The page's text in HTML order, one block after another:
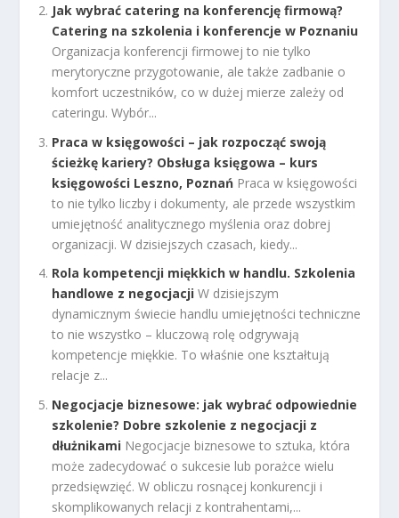
Jak wybrać catering na konferencję firmową?
Catering na szkolenia i konferencje w Poznaniu
Organizacja konferencji firmowej to nie tylko
merytoryczne przygotowanie, ale także zadbanie o
komfort uczestników, co w dużej mierze zależy od
cateringu. Wybór...
Praca w księgowości – jak rozpocząć swoją
ścieżkę kariery? Obsługa księgowa – kurs
księgowości Leszno, Poznań Praca w księgowości
to nie tylko liczby i dokumenty, ale przede wszystkim
umiejętność analitycznego myślenia oraz dobrej
organizacji. W dzisiejszych czasach, kiedy...
Rola kompetencji miękkich w handlu. Szkolenia
handlowe z negocjacji W dzisiejszym
dynamicznym świecie handlu umiejętności techniczne
to nie wszystko – kluczową rolę odgrywają
kompetencje miękkie. To właśnie one kształtują
relacje z...
Negocjacje biznesowe: jak wybrać odpowiednie
szkolenie? Dobre szkolenie z negocjacji z
dłużnikami Negocjacje biznesowe to sztuka, która
może zadecydować o sukcesie lub porażce wielu
przedsięwzięć. W obliczu rosnącej konkurencji i
skomplikowanych relacji z kontrahentami,...